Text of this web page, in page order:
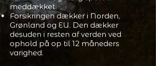
meddækket
Forsikringen dækker i Norden,
Grønland og EU. Den dækker
desuden i resten af verden ved
ophold på op til 12 måneders
varighed.